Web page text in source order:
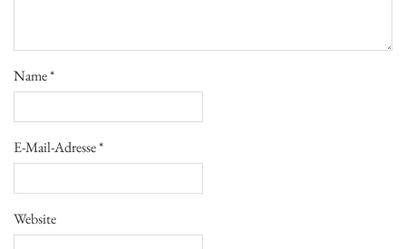
Name*
E-Mail-Adresse*
Website